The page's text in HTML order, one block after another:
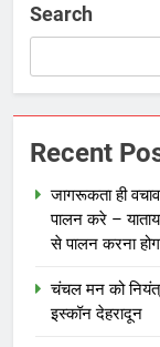
Search
Recent
जागरूकता ही
पालन करे –
से पालन करना
चंचल मन को
इस्कॉन देहरादून